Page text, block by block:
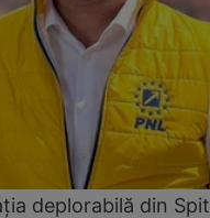
deplorabilă din